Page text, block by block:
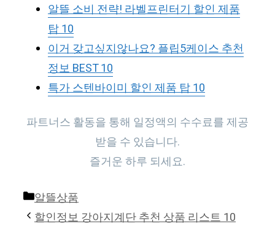
알뜰 소비 전략! 라벨프린터기 할인 제품
탑 10
이거 갖고싶지않나요? 플립5케이스 추천
정보 BEST 10
특가 스텐바이미 할인 제품 탑 10
파트너스 활동을 통해 일정액의 수수료를 제공
받을 수 있습니다.
즐거운 하루 되세요.
Categories
알뜰상품
할인정보 강아지계단 추천 상품 리스트 10